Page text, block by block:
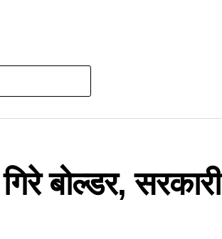
योजना में सामान्य वर्ग को भी शामिल
खरीद सकेंगे।
प्रावधान भी किया गया है।
बोल्डर, सरकारी